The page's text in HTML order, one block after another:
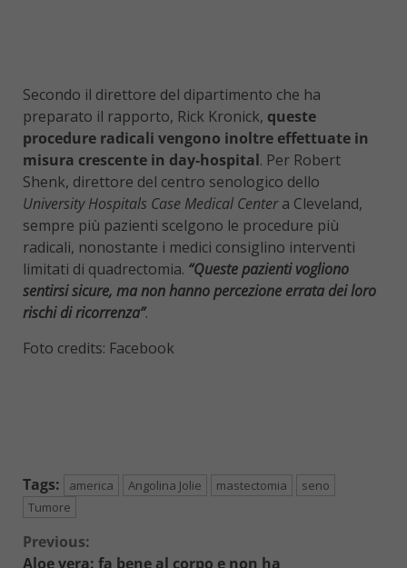
Secondo il direttore del dipartimento che ha
preparato il rapporto, Rick Kronick, queste
procedure radicali vengono inoltre effettuate in
misura crescente in day-hospital. Per Robert
Shenk, direttore del centro senologico dello
University Hospitals Case Medical Centera Cleveland,
sempre più pazienti scelgono le procedure più
radicali, nonostante i medici consiglino interventi
limitati di quadrectomia. “Queste pazienti vogliono
sentirsi sicure, ma non hanno percezione errata dei loro
rischi di ricorrenza”.
Foto credits: Facebook
Tags: america Angolina Jolie mastectomia
seno
Tumore
Continue
Previous:
Aloe vera: fa bene al corpo e non ha